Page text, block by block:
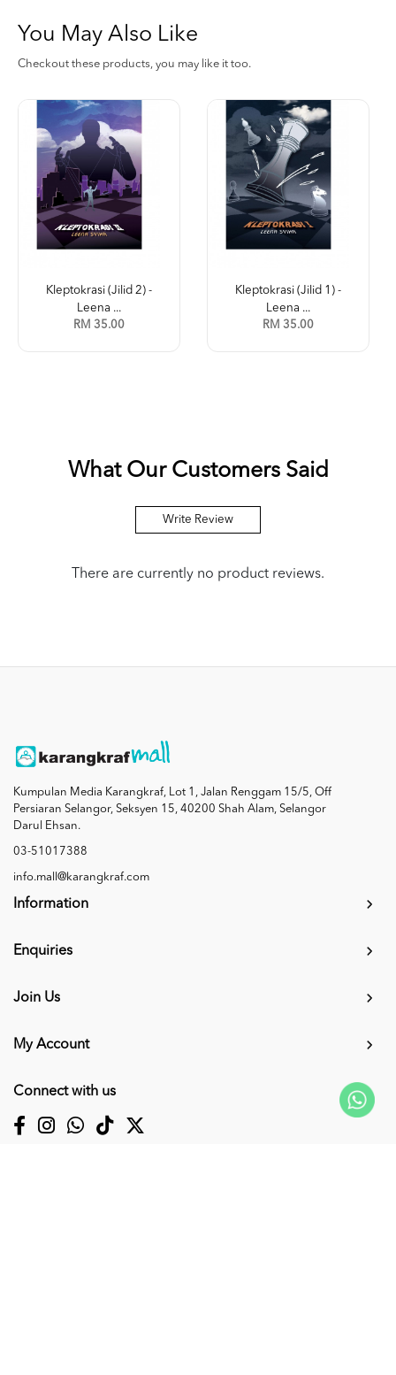
You May Also Like
Checkout these products, you may like it too.
Kleptokrasi (Jilid 2) -
Leena ...
RM 35.00
Kleptokrasi (Jilid 1) -
Leena ...
RM 35.00
What Our Customers Said
Write Review
There are currently no product reviews.
Kumpulan Media Karangkraf, Lot 1, Jalan Renggam 15/5, Off
Persiaran Selangor, Seksyen 15, 40200 Shah Alam, Selangor
Darul Ehsan.
03-51017388
info.mall@karangkraf.com
Information
Enquiries
Join Us
My Account
Connect with us